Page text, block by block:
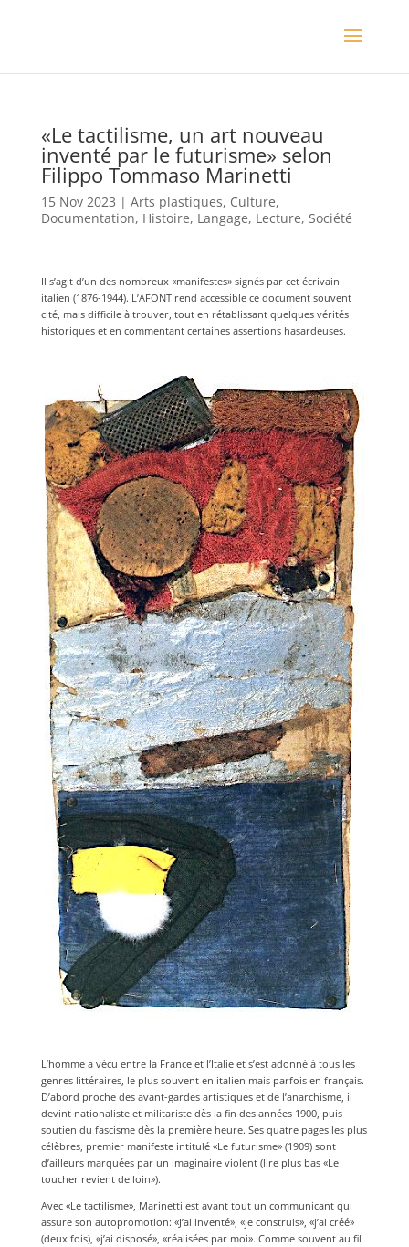
«Le tactilisme, un art nouveau
inventé par le futurisme» selon
Filippo Tommaso Marinetti
15 Nov 2023 | Arts plastiques, Culture,
Documentation, Histoire, Langage, Lecture, Société
Il s’agit d’un des nombreux «manifestes» signés par cet écrivain
italien (1876-1944). L’AFONT rend accessible ce document souvent
cité, mais difficile à trouver, tout en rétablissant quelques vérités
historiques et en commentant certaines assertions hasardeuses.
L’homme a vécu entre la France et l’Italie et s’est adonné à tous les
genres littéraires, le plus souvent en italien mais parfois en français.
D’abord proche des avant-gardes artistiques et de l’anarchisme, il
devint nationaliste et militariste dès la fin des années 1900, puis
soutien du fascisme dès la première heure. Ses quatre pages les plus
célèbres, premier manifeste intitulé «Le futurisme» (1909) sont
d’ailleurs marquées par un imaginaire violent (lire plus bas «Le
toucher revient de loin»).
Avec «Le tactilisme», Marinetti est avant tout un communicant qui
assure son autopromotion: «J’ai inventé», «je construis», «j’ai créé»
(deux fois), «j’ai disposé», «réalisées par moi». Comme souvent au fil